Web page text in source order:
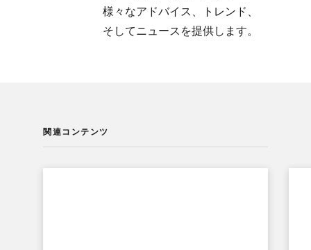
様々な​アドバイス、​トレンド、​
そして​ニュースを​提供します。
関連コンテンツ